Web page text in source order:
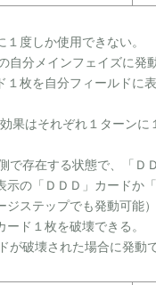
度しか使用できない。
自分メインフェイズに発
枚を自分フィールドに表
果はそれぞれ１ターンに
で存在する状態で、「Ｄ
の「ＤＤＤ」カードか
ステップでも発動可能
ド１枚を破壊できる。
が破壊された場合に発動